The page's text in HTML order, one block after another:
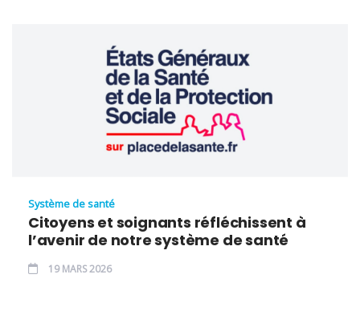
Système de santé
Citoyens et soignants réfléchissent à
l’avenir de notre système de santé
19 MARS 2026